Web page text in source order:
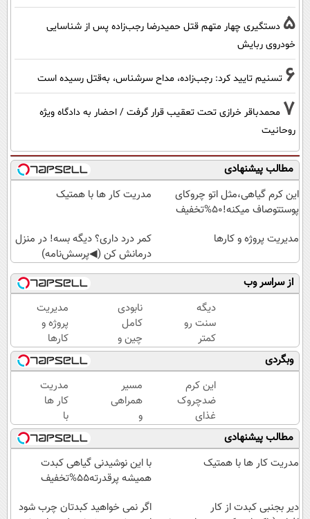
5 دستگیری چهار متهم قتل حمیدرضا رجب‌زاده پس از شناسایی
خودروی ربایش
6 تسنیم تایید کرد: رجب‌زاده، مداح سرشناس، به‌قتل رسیده است
7 محمدباقر خرازی تحت تعقیب قرار گرفت / احضار به دادگاه ویژه
روحانیت
مطالب پیشنهادی
این کرم گیاهی،مثل اتو چروکای
پوستتوصاف میکنه!50%تخفیف
مدریت کار ها با همتیک
مدیریت پروژه و کارها
کمر درد داری؟ دیگه بسه! در منزل
درمانش کن (◀پرسش‌نامه)
از سراسر وب
دیگه
سنت رو
کمتر
حدس
میزنن😉
کرم
ضدچروک
گیاهی👈🏻
45%تخفیف
نابودی
کامل
چین و
چروک
با کرم
آلمانی۴۰٪تخفیف
مدیریت
پروژه و
کارها
وبگردی
این کرم
ضدچروک
غذای
پوستت
رو تامین
میکنه
مسیر
همراهی
و
گزارش
عملکرد
گروه
اسنپ
۱۴۰۴
مدریت
کار ها
با
همتیک
مطالب پیشنهادی
مدریت کار ها با همتیک
با این نوشیدنی گیاهی کبدت
همیشه پرقدرته55%تخفیف
دیر بجنبی کبدت از کار
اگر نمی خواهید کبدتان چرب شود